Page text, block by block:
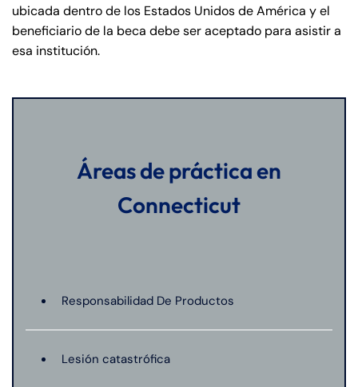
ubicada dentro de los Estados Unidos de América y el
beneficiario de la beca debe ser aceptado para asistir a
esa institución.
Áreas de práctica en
Connecticut
Responsabilidad De Productos
Lesión catastrófica